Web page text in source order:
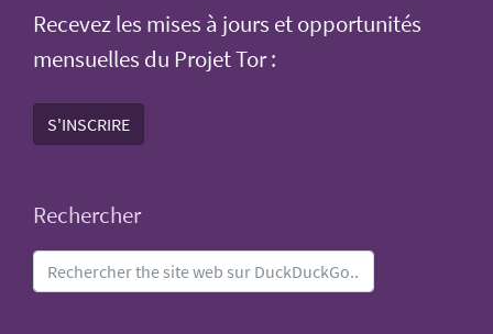
Recevez les mises à jours et opportunités
mensuelles du Projet Tor :
S'INSCRIRE
Rechercher